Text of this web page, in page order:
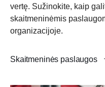
vertę. Sužinokite, kaip
skaitmeninėmis
organizacijoje.
Skaitmeninės paslaugos